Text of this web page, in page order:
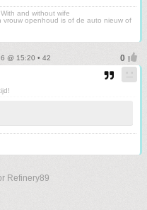
and without wife
vrouw openhoud is of de auto nieuw of
@ 15:20 • 42
Refinery89